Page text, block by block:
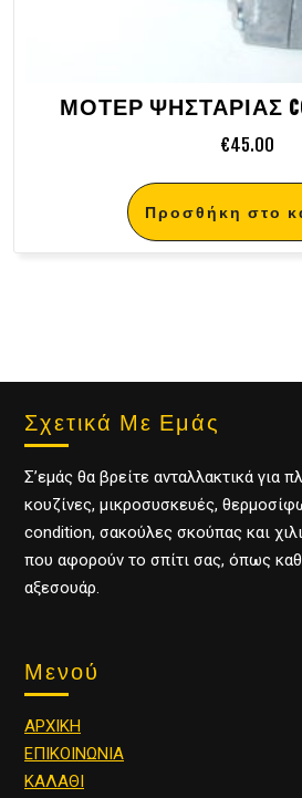
ΜΟΤΕΡ ΨΗΣΤΑΡΙΑΣ
€45.00
Προσθήκη στο
Σχετικά Με Εμάς
Σ’εμάς θα βρείτε ανταλλακτικά για
κουζίνες, μικροσυσκευές,
condition, σακούλες σκούπας και
που αφορούν το σπίτι σας, όπως
αξεσουάρ.
Μενού
ΑΡΧΙΚΗ
ΕΠΙΚΟΙΝΩΝΙΑ
ΚΑΛΑΘΙ